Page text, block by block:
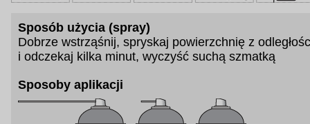
Sposób użycia (spray)
Dobrze wstrząśnij, spryskaj powierzchnię z
i odczekaj kilka minut, wyczyść suchą szmatką
Sposoby aplikacji